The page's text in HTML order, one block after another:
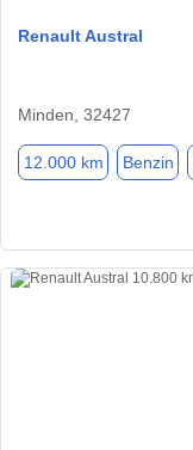
Renault Austral
Minden, 32427
12.000 km Benzin